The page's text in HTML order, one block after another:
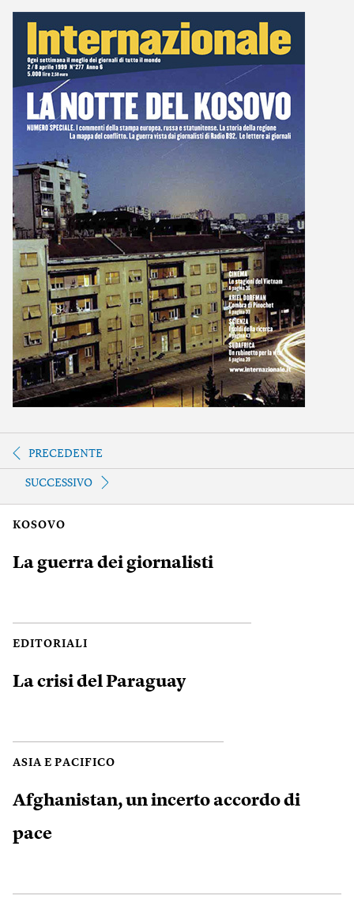
PRECEDENTE
SUCCESSIVO
KOSOVO
La guerra dei giornalisti
EDITORIALI
La crisi del Paraguay
ASIA E PACIFICO
Afghanistan, un incerto accordo di
pace